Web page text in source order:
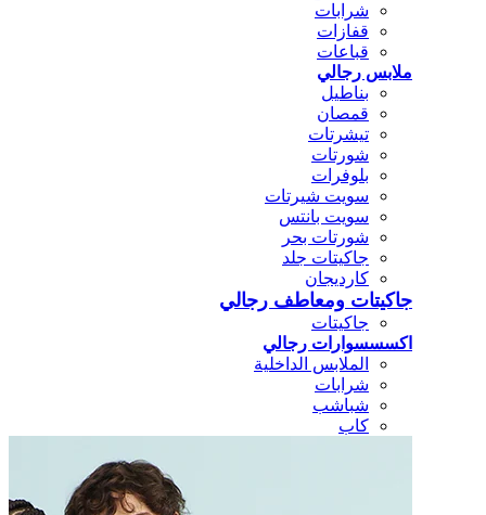
شرابات
قفازات
قباعات
ملابس رجالي
بناطيل
قمصان
تيشرتات
شورتات
بلوفرات
سويت شيرتات
سويت بانتس
شورتات بحر
جاكيتات جلد
كارديجان
جاكيتات ومعاطف رجالي
جاكيتات
اكسسسوارات رجالي
الملابس الداخلية
شرابات
شباشب
كاب